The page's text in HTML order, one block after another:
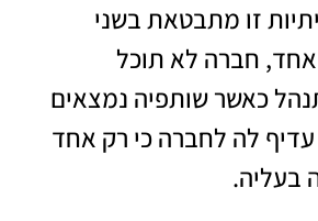
זו מתבטאת בשני
חברה לא תוכל
כאשר שותפיה נמצאים
עדיף לה לחברה כי רק אחד
בעליה.